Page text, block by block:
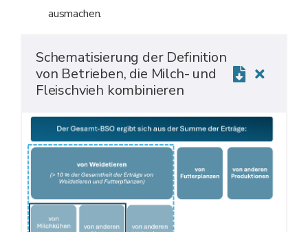
ausmachen.
Schematisierung der Definition
von Betrieben, die Milch- und
Fleischvieh kombinieren